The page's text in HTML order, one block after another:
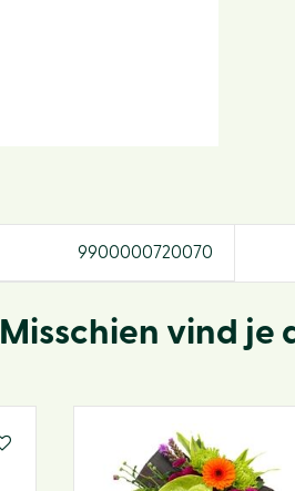
9900000720070
Misschien vind je